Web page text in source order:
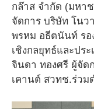
กล๊าส จํากัด (มหา
จัดการ บริษัท โนว
พรหม อธีตนันท์ รอ
เชิงกลยุทธ์และปร
จินดา ทองศรี ผู้จัด
เคานต์ สวทช.ร่วม